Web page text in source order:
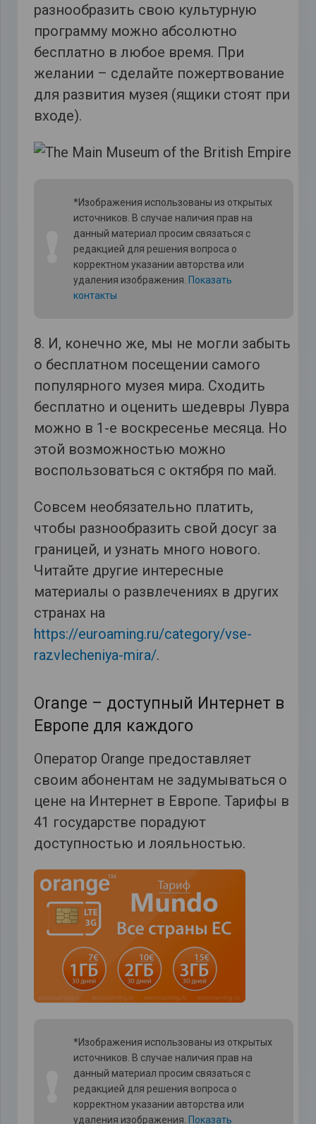
разнообразить свою культурную
программу можно абсолютно
бесплатно в любое время. При
желании – сделайте пожертвование
для развития музея (ящики стоят при
входе).
*Изображения использованы из открытых
источников. В случае наличия прав на
данный материал просим связаться с
редакцией для решения вопроса о
корректном указании авторства или
удаления изображения. Показать
контакты
8. И, конечно же, мы не могли забыть
о бесплатном посещении самого
популярного музея мира. Сходить
бесплатно и оценить шедевры Лувра
можно в 1-е воскресенье месяца. Но
этой возможностью можно
воспользоваться с октября по май.
Совсем необязательно платить,
чтобы разнообразить свой досуг за
границей, и узнать много нового.
Читайте другие интересные
материалы о развлечениях в других
странах на
https://euroaming.ru/category/vse-
razvlecheniya-mira/.
Orange – доступный Интернет в
Европе для каждого
Оператор Orange предоставляет
своим абонентам не задумываться о
цене на Интернет в Европе. Тарифы в
41 государстве порадуют
доступностью и лояльностью.
*Изображения использованы из открытых
источников. В случае наличия прав на
данный материал просим связаться с
редакцией для решения вопроса о
корректном указании авторства или
удаления изображения. Показать